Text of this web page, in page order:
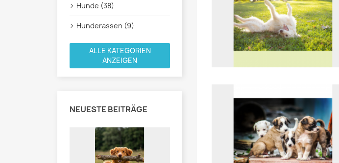
Hunde (38)
Hunderassen (9)
ALLE KATEGORIEN
ANZEIGEN
NEUESTE BEITRÄGE